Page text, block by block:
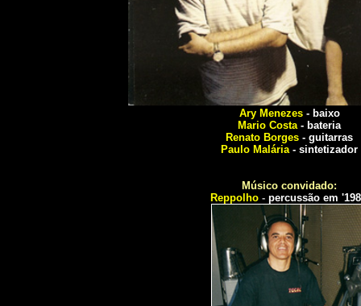
Ary Menezes - baixo
Mario Costa - bateria
Renato Borges - guitarras
Paulo Malária- sintetizador
Músico convidado:
Reppolho- percussão em